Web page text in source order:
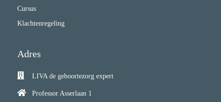
Cursus
Klachtenregeling
Adres
LIVA de geboortezorg expert
Professor Asserlaan 1